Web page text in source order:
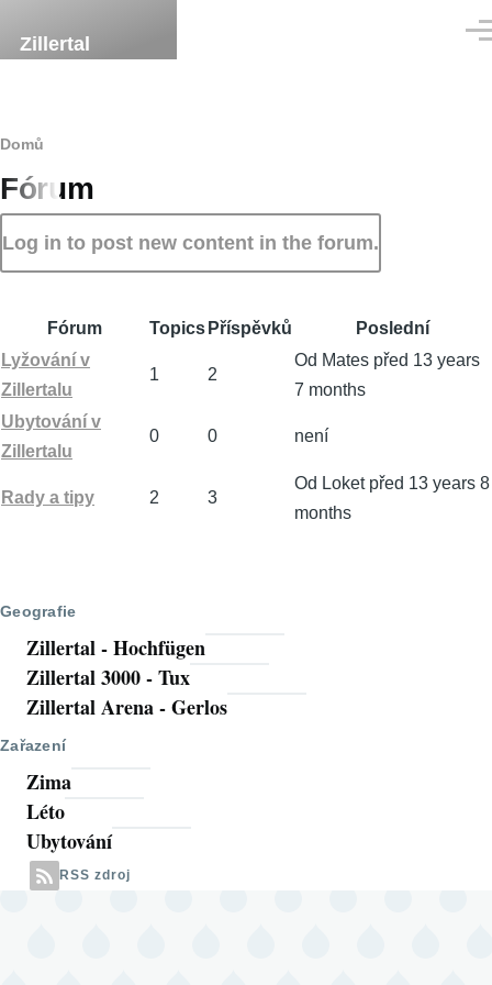
Zillertal
Drobečková
navigace
Domů
Fórum
Log in to post new content in the forum.
Fórum Topics Příspěvků
Poslední
Žádné
nové
příspěvky
Lyžování v
Zillertalu
1 2
Od Mates před 13 years
7 months
Žádné
nové
Ubytování v
Zillertalu
0 0 není
Žádné
Rady a tipy 2 3
Od Loketpřed 13 years 8
months
Geografie
Zillertal - Hochfügen
Zillertal 3000 - Tux
Zillertal Arena - Gerlos
Zařazení
Zima
Léto
Ubytování
RSS zdroj